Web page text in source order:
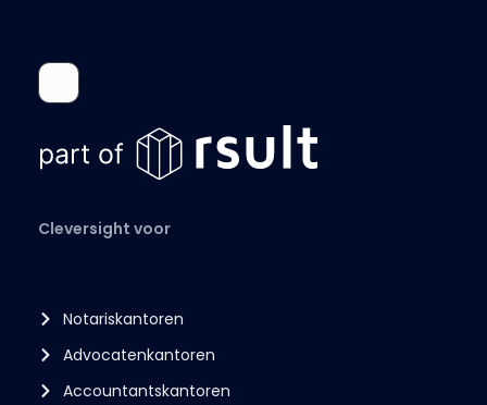
Cleversight voor
Notariskantoren
Advocatenkantoren
Accountantskantoren